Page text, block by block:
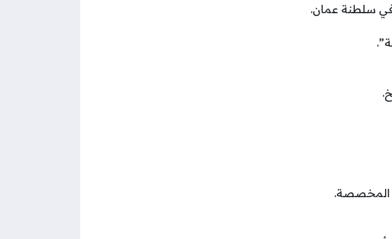
في سلطنة عمان.
المخصصة.